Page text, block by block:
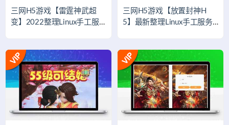
三网H5游戏【雷霆神武超
变】2022整理Linux手工服
三网H5游戏【放置封神H
5】最新整理Linux手工服务